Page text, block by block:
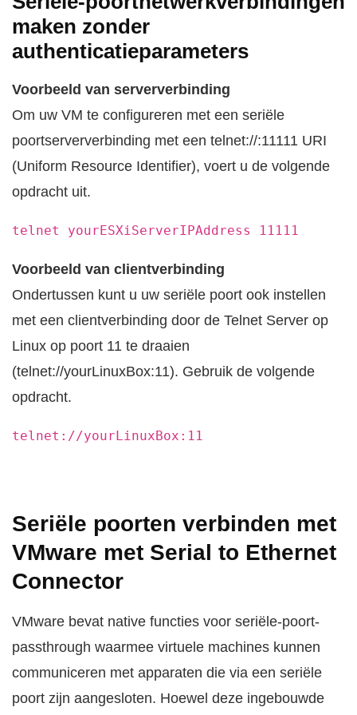
maken zonder
authenticatieparameters
Voorbeeld van serververbinding
Om uw VM te configureren met een seriële
poortserververbinding met een telnet://:11111 URI
(Uniform Resource Identifier), voert u de volgende
opdracht uit.
telnet yourESXiServerIPAddress 11111
Voorbeeld van clientverbinding
Ondertussen kunt u uw seriële poort ook instellen
met een clientverbinding door de Telnet Server op
Linux op poort 11 te draaien
(telnet://yourLinuxBox:11). Gebruik de volgende
opdracht.
telnet://yourLinuxBox:11
Seriële poorten verbinden met
VMware met Serial to Ethernet
Connector
VMware bevat native functies voor seriële-poort-
passthrough waarmee virtuele machines kunnen
communiceren met apparaten die via een seriële
poort zijn aangesloten. Hoewel deze ingebouwde